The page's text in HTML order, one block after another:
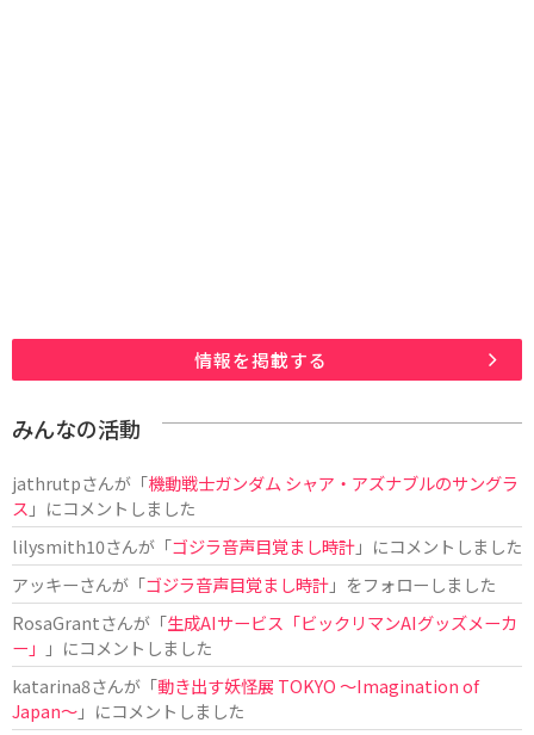
情報を掲載する
みんなの活動
jathrutpさんが「機動戦士ガンダム シャア・アズナブルのサングラ
ス 」にコメントしました
lilysmith10さんが「ゴジラ音声目覚まし時計」にコメントしました
アッキーさんが「ゴジラ音声目覚まし時計」をフォローしました
RosaGrantさんが「生成AIサービス「ビックリマンAIグッズメーカ
ー」
」にコメントしました
katarina8さんが「動き出す妖怪展 TOKYO 〜Imagination of
Japan〜」にコメントしました